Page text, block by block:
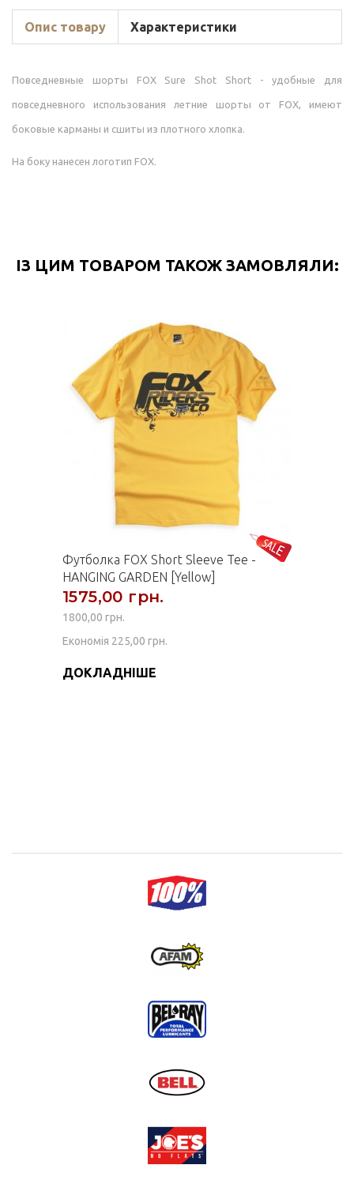
Опис товару Характеристики
Повседневные шорты FOX Sure Shot Short - удобные для
повседневного использования летние шорты от FOX, имеют
боковые карманы и сшиты из плотного хлопка.
На боку нанесен логотип FOX.
ІЗ ЦИМ ТОВАРОМ ТАКОЖ ЗАМОВЛЯЛИ:
Футболка FOX Short Sleeve Tee -
HANGING GARDEN [Yellow]
1575,00 грн.
1800,00 грн.
Економія 225,00 грн.
ДОКЛАДНІШЕ